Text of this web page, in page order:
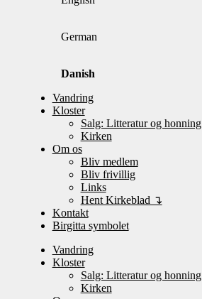
German
Danish
Vandring
Kloster
Salg: Litteratur og honning
Kirken
Om os
Bliv medlem
Bliv frivillig
Links
Hent Kirkeblad ↴
Kontakt
Birgitta symbolet
Vandring
Kloster
Salg: Litteratur og honning
Kirken